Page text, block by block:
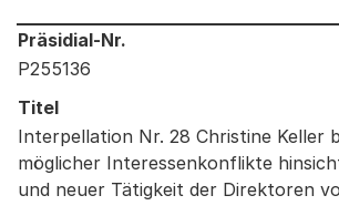
Informationen zum Ausgewählten
Präsidial-Nr.
P255136
Titel
Interpellation Nr. 28 Christine Keller
möglicher Interessenkonflikte
und neuer Tätigkeit der Direktoren